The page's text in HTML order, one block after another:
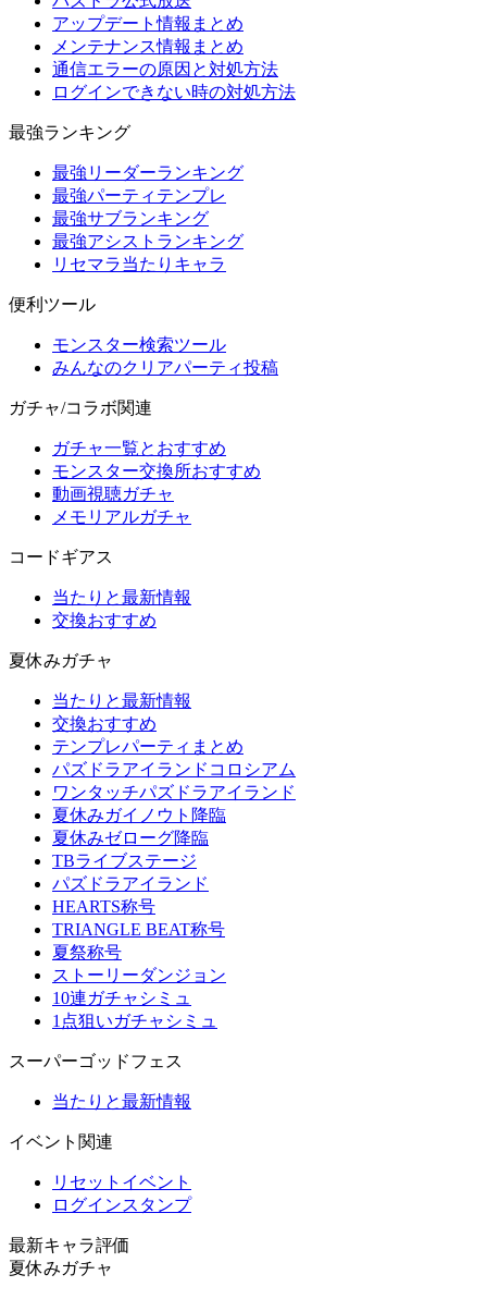
アップデート情報まとめ
メンテナンス情報まとめ
通信エラーの原因と対処方法
ログインできない時の対処方法
最強ランキング
最強リーダーランキング
最強パーティテンプレ
最強サブランキング
最強アシストランキング
リセマラ当たりキャラ
便利ツール
モンスター検索ツール
みんなのクリアパーティ投稿
ガチャ/コラボ関連
ガチャ一覧とおすすめ
モンスター交換所おすすめ
動画視聴ガチャ
メモリアルガチャ
コードギアス
当たりと最新情報
交換おすすめ
夏休みガチャ
当たりと最新情報
交換おすすめ
テンプレパーティまとめ
パズドラアイランドコロシアム
ワンタッチパズドラアイランド
夏休みガイノウト降臨
夏休みゼローグ降臨
TBライブステージ
パズドラアイランド
HEARTS称号
TRIANGLE BEAT称号
夏祭称号
ストーリーダンジョン
10連ガチャシミュ
1点狙いガチャシミュ
スーパーゴッドフェス
当たりと最新情報
イベント関連
リセットイベント
ログインスタンプ
最新キャラ評価
夏休みガチャ